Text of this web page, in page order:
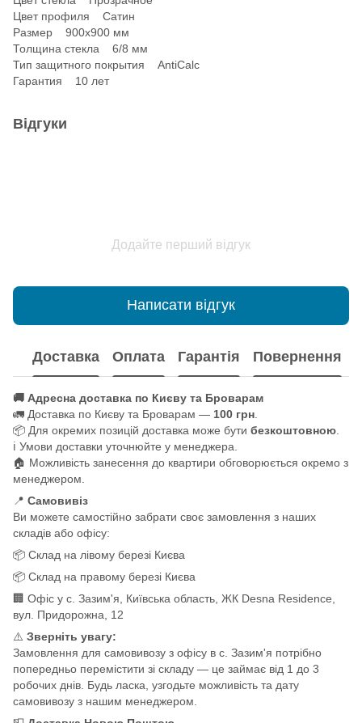
Цвет профиля Сатин
Размер 900x900 мм
Толщина стекла 6/8 мм
Тип защитного покрытия AntiCalc
Гарантия 10 лет
Відгуки
Додайте перший відгук
Написати відгук
Доставка Оплата Гарантія Повернення
🚚 Адресна доставка по Києву та Броварам
🚛 Доставка по Києву та Броварам — 100 грн
📦 Для окремих позицій доставка може бути безкоштовною
ℹ️ Умови доставки уточнюйте у менеджера.
🏠 Можливість занесення до квартири обговорюється окремо з
менеджером.
📍 Самовивіз
Ви можете самостійно забрати своє замовлення з наших
складів або офісу:
📦 Склад на лівому березі Києва
📦 Склад на правому березі Києва
🏢 Офіс у с. Зазим'я, Київська область, ЖК Desna Residence,
вул. Придорожна, 12
⚠️ Зверніть увагу:
Замовлення для самовивозу з офісу в с. Зазим'я потрібно
попередньо перемістити зі складу — це займає від 1 до 3
робочих днів. Будь ласка, узгодьте можливість та дату
самовивозу з нашим менеджером.